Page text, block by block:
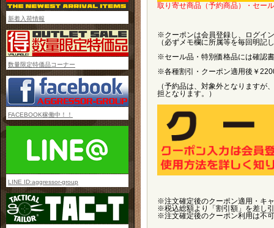
取り寄せ商品（予約商品）・セー
※クーポンは会員登録し、ログイ
（必ずメモ欄に所属等を毎回明記
※セール品・特別価格品には確認
※各種割引・クーポン適用後￥
（予約品は、対象外となります
担となります。）
※注文確定後のクーポン適用・キ
※税込総額より「割引額」を差し
※注文確定後のクーポン利用は不
新着入荷情報
数量限定特価品コーナー
FACEBOOK稼働中！！
LINE ID:aggressor-group